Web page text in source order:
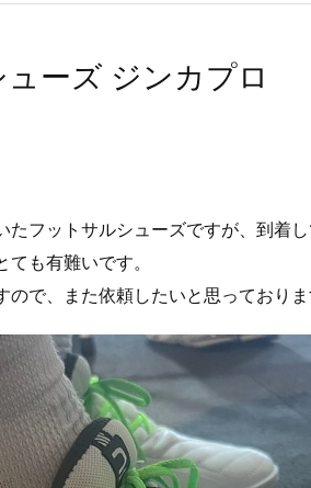
ーズ ジンカプロ
たフットサルシューズですが、到着し
も有難いです。
で、また依頼したいと思っておりま